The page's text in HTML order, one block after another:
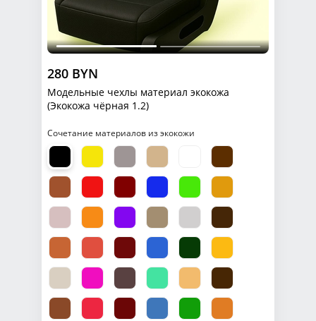
280 BYN
Модельные чехлы материал экокожа
(Экокожа чёрная 1.2)
Сочетание материалов из экокожи